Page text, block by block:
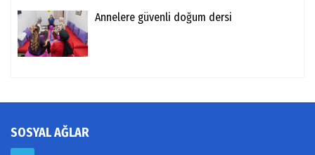
Annelere güvenli doğum dersi
SOSYAL AĞLAR